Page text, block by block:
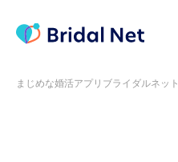
まじめな婚活アプリブライダルネット